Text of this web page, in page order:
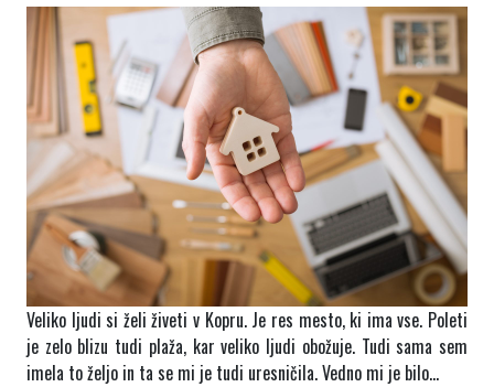
Veliko ljudi si želi živeti v Kopru. Je res mesto, ki ima vse. Poleti
je zelo blizu tudi plaža, kar veliko ljudi obožuje. Tudi sama sem
imela to željo in ta se mi je tudi uresničila. Vedno mi je bilo…